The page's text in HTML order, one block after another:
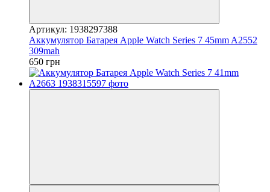
Артикул: 1938297388
Аккумулятор Батарея Apple Watch Series 7 45mm A2552
309mah
650 грн